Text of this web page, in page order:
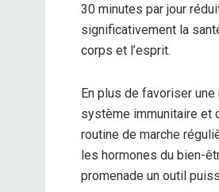
30 minutes par jour
significativement la
corps et l’esprit.
En plus de favoriser une
système immunitaire et
routine de marche
les hormones du bien-
promenade un outil